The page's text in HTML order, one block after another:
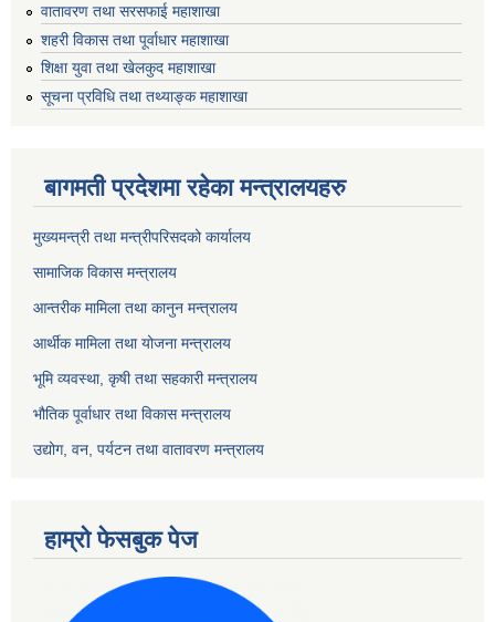
वातावरण तथा सरसफाई महाशाखा
शहरी विकास तथा पूर्वाधार महाशाखा
शिक्षा युवा तथा खेलकुद महाशाखा
सूचना प्रविधि तथा तथ्याङ्क महाशाखा
बागमती प्रदेशमा रहेका मन्त्रालयहरु
मुख्यमन्त्री तथा मन्त्रीपरिसदको कार्यालय
सामाजिक विकास मन्त्रालय
आन्तरीक मामिला तथा कानुन मन्त्रालय
आर्थीक मामिला तथा योजना मन्त्रालय
भूमि व्यवस्था, कृषी तथा सहकारी मन्त्रालय
भौतिक पूर्वाधार तथा विकास मन्त्रालय
उद्योग, वन, पर्यटन तथा वातावरण मन्त्रालय
हाम्रो फेसबुक पेज